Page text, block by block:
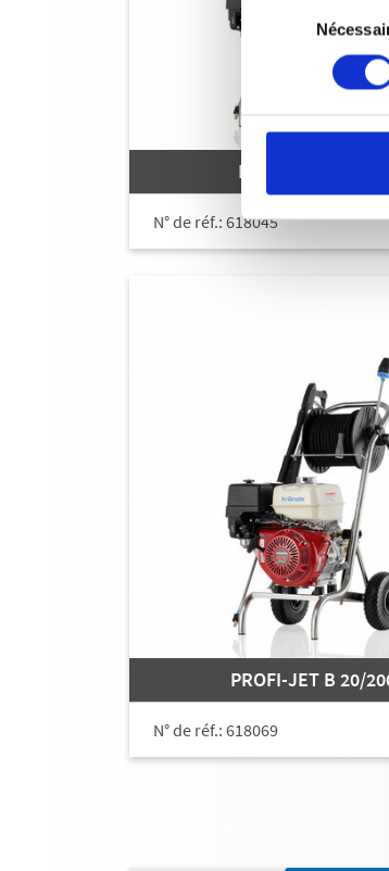
du
consentement
PROFI-JET B 16/
N° de réf.: 618045
PROFI-JET B 20/
N° de réf.: 618069